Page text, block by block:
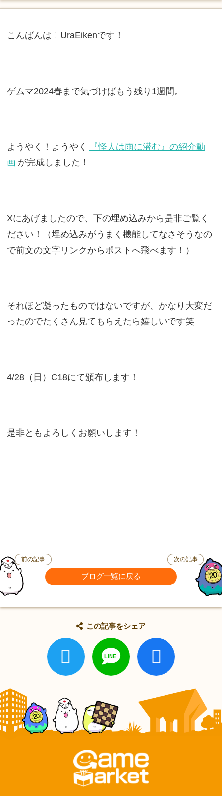
こんばんは！UraEikenです！
ゲムマ2024春まで気づけばもう残り1週間。
ようやく！ようやく
『怪人は雨に潜む』の紹介動
画 が完成しました！
Xにあげましたので、下の埋め込みから是非ご覧く
ださい！（埋め込みがうまく機能してなさそうなの
で前文の文字リンクからポストへ飛べます！）
それほど凝ったものではないですが、かなり大変だ
ったのでたくさん見てもらえたら嬉しいです笑
4/28（日）C18にて頒布します！
是非ともよろしくお願いします！
前の記事
ブログ一覧に戻る
次の記事
この記事をシェア